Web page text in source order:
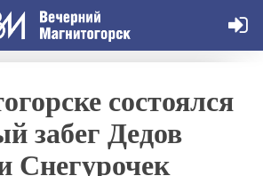
состоялся
забег Дедов
Снегурочек